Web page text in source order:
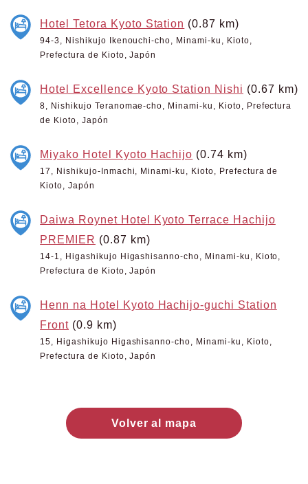
Hotel Tetora Kyoto Station (0.87 km)
94-3, Nishikujo Ikenouchi-cho, Minami-ku, Kioto,
Prefectura de Kioto, Japón
Hotel Excellence Kyoto Station Nishi (0.67 km)
8, Nishikujo Teranomae-cho, Minami-ku, Kioto, Prefectura
de Kioto, Japón
Miyako Hotel Kyoto Hachijo (0.74 km)
17, Nishikujo-Inmachi, Minami-ku, Kioto, Prefectura de
Kioto, Japón
Daiwa Roynet Hotel Kyoto Terrace Hachijo
PREMIER (0.87 km)
14-1, Higashikujo Higashisanno-cho, Minami-ku, Kioto,
Prefectura de Kioto, Japón
Henn na Hotel Kyoto Hachijo-guchi Station
Front (0.9 km)
15, Higashikujo Higashisanno-cho, Minami-ku, Kioto,
Prefectura de Kioto, Japón
Volver al mapa